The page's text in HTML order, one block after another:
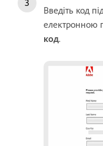
Введіть код
електронною
код.